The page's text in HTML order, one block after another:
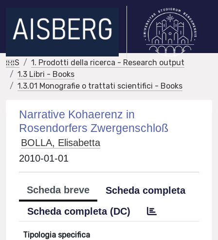
IRIS
1. Prodotti della ricerca - Research output
1.3 Libri - Books
1.3.01 Monografie o trattati scientifici - Books
Narrative Kohaerenz in
Rosendorfers Zwergenschloß
BOLLA, Elisabetta
2010-01-01
Scheda breve
Scheda completa
Scheda completa (DC)
Tipologia specifica